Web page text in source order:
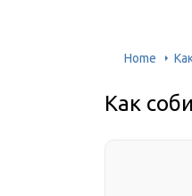
Home
Как